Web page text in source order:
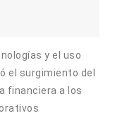
y el uso
el surgimiento del
financiera a los